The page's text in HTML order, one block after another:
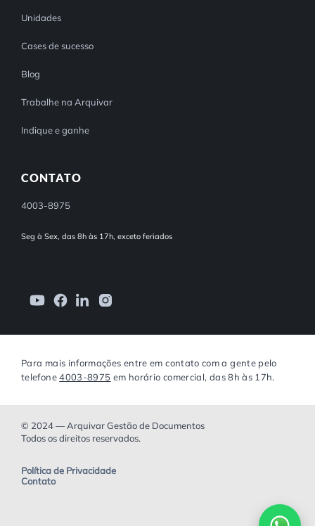
Unidades
Cases de sucesso
Blog
Trabalhe na Arquivar
Indique e ganhe
CONTATO
4003-8975
Seg à Sex, das 8h às 17h, exceto feriados
Para mais informações entre em contato com a gente pelo
telefone4003-8975 em horário comercial, das 8h às 17h.
© 2024 — Arquivar Gestão de Documentos
Todos os direitos reservados.
Política de Privacidade
Contato